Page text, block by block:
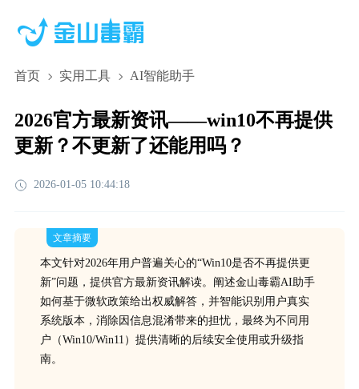
首页 实用工具 AI智能助手
2026官方最新资讯——win10不再提供
更新？不更新了还能用吗？
2026-01-05 10:44:18
文章摘要
本文针对2026年用户普遍关心的“Win10是否不再提供更
新”问题，提供官方最新资讯解读。阐述金山毒霸AI助手
如何基于微软政策给出权威解答，并智能识别用户真实
系统版本，消除因信息混淆带来的担忧，最终为不同用
户（Win10/Win11）提供清晰的后续安全使用或升级指
南。